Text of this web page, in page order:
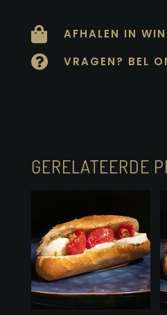
 AFHALEN IN
 VRAGEN? BEL
GERELATEERDE